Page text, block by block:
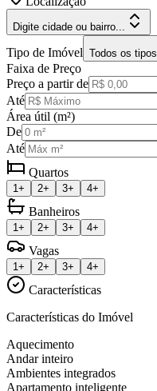
Digite cidade ou bairro...
Tipo de Imóvel Todos os tipos
Faixa de Preço
Preço a partir de
Até
Área útil (m²)
De
Até
Quartos
1+ 2+ 3+ 4+
Banheiros
1+ 2+ 3+ 4+
Vagas
1+ 2+ 3+ 4+
Características
Características do Imóvel
Aquecimento
Andar inteiro
Ambientes integrados
Apartamento inteligente